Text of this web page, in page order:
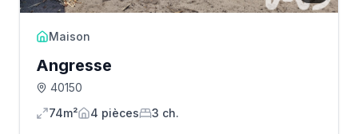
Maison
Angresse
40150
74m²
4 pièces 3 ch.